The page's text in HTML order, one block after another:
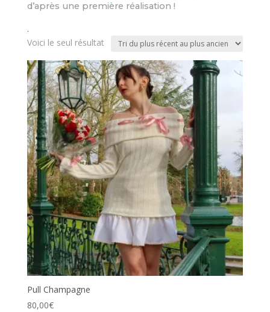
d’après une première réalisation !
.
Voici le seul résultat
Pull Champagne
80,00€